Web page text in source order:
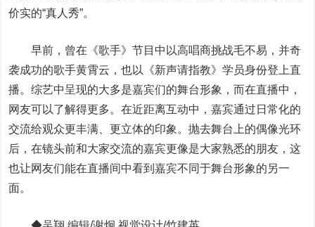
价实的“真人秀”。
早前，曾在《歌手》节目中以高唱商挑战毛不易，并奇
袭成功的歌手黄霄云，也以《新声请指教》学员身份登上直
播。综艺中呈现的大多是嘉宾们的舞台形象，而在直播中，
网友可以了解得更多。在近距离互动中，嘉宾通过日常化的
交流给观众更丰满、更立体的印象。抛去舞台上的偶像光环
后，在镜头前和大家交流的嘉宾更像是大家熟悉的朋友，这
也让网友们能在直播间中看到嘉宾不同于舞台形象的另一
面。